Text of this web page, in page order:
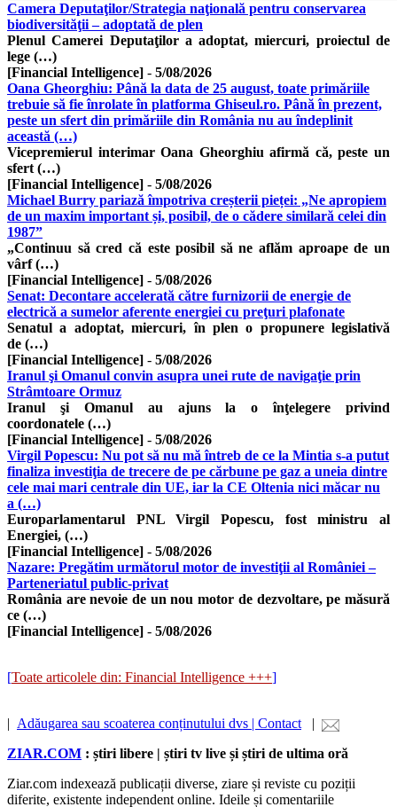
Camera Deputaţilor/Strategia naţională pentru conservarea
biodiversităţii – adoptată de plen
Plenul Camerei Deputaţilor a adoptat, miercuri, proiectul de
lege (…)
[Financial Intelligence] - 5/08/2026
Oana Gheorghiu: Până la data de 25 august, toate primăriile
trebuie să fie înrolate în platforma Ghiseul.ro. Până în prezent,
peste un sfert din primăriile din România nu au îndeplinit
această (…)
Vicepremierul interimar Oana Gheorghiu afirmă că, peste un
sfert (…)
[Financial Intelligence] - 5/08/2026
Michael Burry pariază împotriva creșterii pieței: „Ne apropiem
de un maxim important și, posibil, de o cădere similară celei din
1987”
„Continuu să cred că este posibil să ne aflăm aproape de un
vârf (…)
[Financial Intelligence] - 5/08/2026
Senat: Decontare accelerată către furnizorii de energie de
electrică a sumelor aferente energiei cu preţuri plafonate
Senatul a adoptat, miercuri, în plen o propunere legislativă
de (…)
[Financial Intelligence] - 5/08/2026
Iranul şi Omanul convin asupra unei rute de navigaţie prin
Strâmtoare Ormuz
Iranul şi Omanul au ajuns la o înţelegere privind
coordonatele (…)
[Financial Intelligence] - 5/08/2026
Virgil Popescu: Nu pot să nu mă întreb de ce la Mintia s-a putut
finaliza investiţia de trecere de pe cărbune pe gaz a uneia dintre
cele mai mari centrale din UE, iar la CE Oltenia nici măcar nu
a (…)
Europarlamentarul PNL Virgil Popescu, fost ministru al
Energiei, (…)
[Financial Intelligence] - 5/08/2026
Nazare: Pregătim următorul motor de investiţii al României –
Parteneriatul public-privat
România are nevoie de un nou motor de dezvoltare, pe măsură
ce (…)
[Financial Intelligence] - 5/08/2026
[Toate articolele din: Financial Intelligence +++]
| Adăugarea sau scoaterea conținutului dvs | Contact |
ZIAR.COM : știri libere | știri tv live și știri de ultima oră
Ziar.com indexează publicații diverse, ziare și reviste cu poziții
diferite, existente independent online. Ideile și comentariile